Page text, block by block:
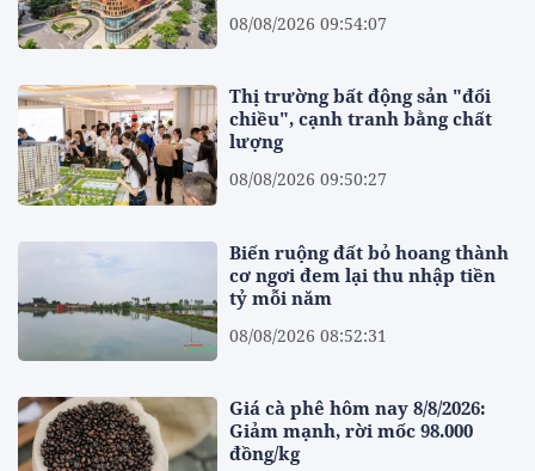
08/08/2026 09:54:07
Thị trường bất động sản "đổi
chiều", cạnh tranh bằng chất
lượng
08/08/2026 09:50:27
Biến ruộng đất bỏ hoang thành
cơ ngơi đem lại thu nhập tiền
tỷ mỗi năm
08/08/2026 08:52:31
Giá cà phê hôm nay 8/8/2026:
Giảm mạnh, rời mốc 98.000
đồng/kg